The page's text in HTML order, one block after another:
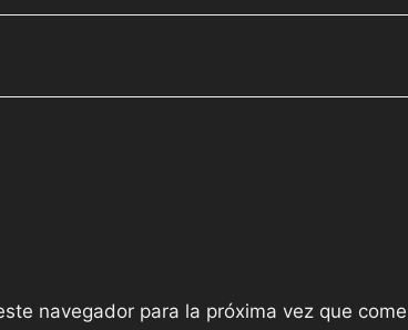
navegador para la próxima vez que